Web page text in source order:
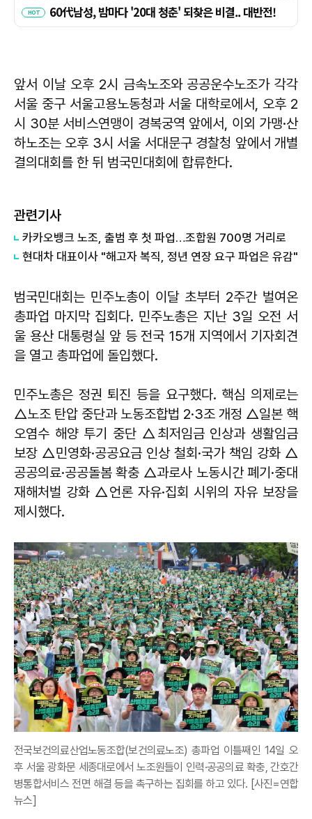
앞서 이날 오후 2시 금속노조와 공공운수노조가 각각
서울 중구 서울고용노동청과 서울 대학로에서, 오후 2
시 30분 서비스연맹이 경복궁역 앞에서, 이외 가맹·산
하노조는 오후 3시 서울 서대문구 경찰청 앞에서 개별
결의대회를 한 뒤 범국민대회에 합류한다.
관련기사
카카오뱅크 노조, 출범 후 첫 파업…조합원 700명 거리로
현대차 대표이사 "해고자 복직, 정년 연장 요구 파업은 유감"
범국민대회는 민주노총이 이달 초부터 2주간 벌여온
총파업 마지막 집회다. 민주노총은 지난 3일 오전 서
울 용산 대통령실 앞 등 전국 15개 지역에서 기자회견
을 열고 총파업에 돌입했다.
민주노총은 정권 퇴진 등을 요구했다. 핵심 의제로는
△노조 탄압 중단과 노동조합법 2·3조 개정 △일본 핵
오염수 해양 투기 중단 △최저임금 인상과 생활임금
보장 △민영화·공공요금 인상 철회·국가 책임 강화 △
공공의료·공공돌봄 확충 △과로사 노동시간 폐기·중대
재해처벌 강화 △언론 자유·집회 시위의 자유 보장을
제시했다.
전국보건의료산업노동조합(보건의료노조) 총파업 이틀째인 14일 오
후 서울 광화문 세종대로에서 노조원들이 인력·공공의료 확충, 간호간
병통합서비스 전면 해결 등을 촉구하는 집회를 하고 있다. [사진=연합
뉴스]